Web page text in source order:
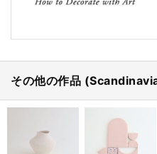
その他の作品